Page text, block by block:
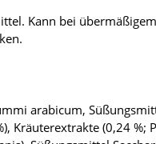
Kann bei
arabicum,
Kräuterextrakte (0,24 %;